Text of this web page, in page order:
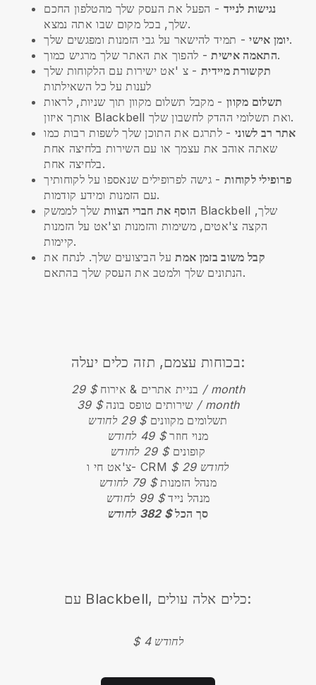
נגישות לנייד - הפעל את העסק שלך מהטלפון החכם
שלך, בכל מקום שבו אתה נמצא.
יומן אישי- תמיד להישאר על גבי הזמנות ומפגשים שלך.
התאמה אישית- להפוך את האתר שלך מרגיש כמוך.
תקשורת מיידית - צ 'אט ישירות עם הלקוחות שלך
לענות על כל השאילתות
תשלום מקוון - מקבל תשלום מקוון תוך שניות, לראות
אותך איזון Blackbell ואת תשלומי ההדק לחשבון שלך.
אתר רב לשוני - לתרגם את התוכן שלך לשפות רבות כמו
שאתה אוהב את עצמך או עם השירות בלחיצה אחת
בלחיצה אחת.
פרופילי לקוחות - גישה לפרופילים שנאספו על לקוחותיך
עם הזמנות ומידע קודמות.
הוסף את חברי הצוות שלך לממשק Blackbell שלך,
הקצה צ'אטים, משימות והזמנות וצ'אט על הזמנות
קיימות.
קבל משוב בזמן אמתעל הביצועים שלך. לנתח את
הנתונים שלך ולמטב את העסק שלך בהתאם.
בכוחות עצמם, תזה כלים יעלה:
בניית אתרים & אירוח $ 29 / month
שירותים טופס בונה $ 39 / month
תשלומים מקוונים$ 29 לחודש
מנוי חוזר$ 49 לחודש
קופונים$ 29 לחודש
צ'אט חי ו- CRM
$ 29 לחודש
מנהל הזמנות$ 79 לחודש
מנהל נייד$ 99 לחודש
סך הכל $ 382 לחודש
עם Blackbell, כלים אלה עולים:
$ 4 לחודש